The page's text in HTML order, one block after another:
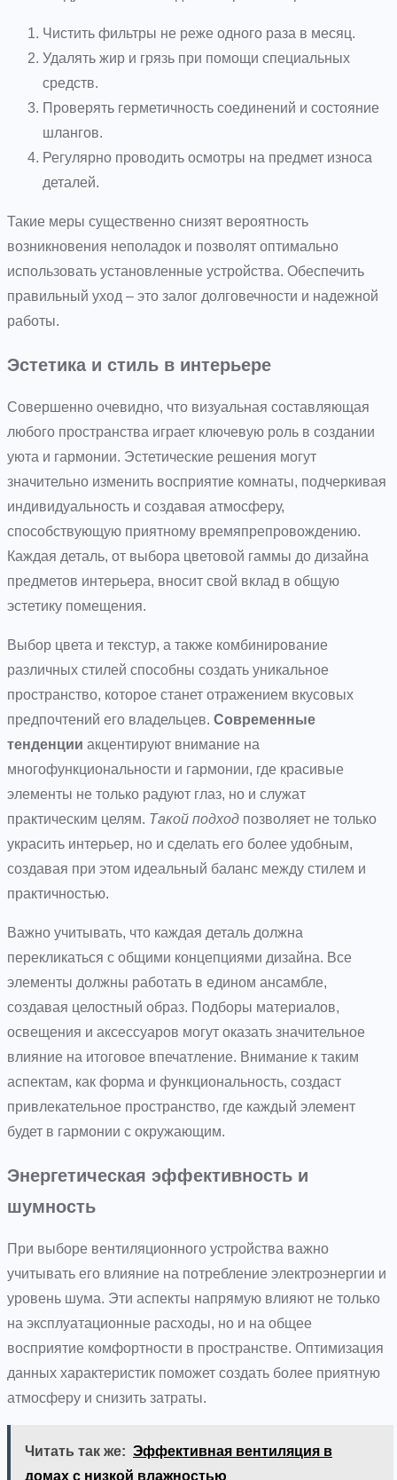
Чистить фильтры не реже одного раза в месяц.
Удалять жир и грязь при помощи специальных
средств.
Проверять герметичность соединений и состояние
шлангов.
Регулярно проводить осмотры на предмет износа
деталей.
Такие меры существенно снизят вероятность
возникновения неполадок и позволят оптимально
использовать установленные устройства. Обеспечить
правильный уход – это залог долговечности и надежной
работы.
Эстетика и стиль в интерьере
Совершенно очевидно, что визуальная составляющая
любого пространства играет ключевую роль в создании
уюта и гармонии. Эстетические решения могут
значительно изменить восприятие комнаты, подчеркивая
индивидуальность и создавая атмосферу,
способствующую приятному времяпрепровождению.
Каждая деталь, от выбора цветовой гаммы до дизайна
предметов интерьера, вносит свой вклад в общую
эстетику помещения.
Выбор цвета и текстур, а также комбинирование
различных стилей способны создать уникальное
пространство, которое станет отражением вкусовых
предпочтений его владельцев. Современные
тенденции акцентируют внимание на
многофункциональности и гармонии, где красивые
элементы не только радуют глаз, но и служат
практическим целям. Такой подход позволяет не только
украсить интерьер, но и сделать его более удобным,
создавая при этом идеальный баланс между стилем и
практичностью.
Важно учитывать, что каждая деталь должна
перекликаться с общими концепциями дизайна. Все
элементы должны работать в едином ансамбле,
создавая целостный образ. Подборы материалов,
освещения и аксессуаров могут оказать значительное
влияние на итоговое впечатление. Внимание к таким
аспектам, как форма и функциональность, создаст
привлекательное пространство, где каждый элемент
будет в гармонии с окружающим.
Энергетическая эффективность и
шумность
При выборе вентиляционного устройства важно
учитывать его влияние на потребление электроэнергии и
уровень шума. Эти аспекты напрямую влияют не только
на эксплуатационные расходы, но и на общее
восприятие комфортности в пространстве. Оптимизация
данных характеристик поможет создать более приятную
атмосферу и снизить затраты.
Читать так же: Эффективная вентиляция в
домах с низкой влажностью